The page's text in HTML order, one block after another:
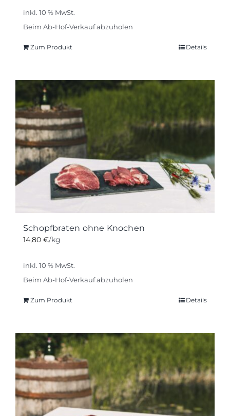
inkl. 10 % MwSt.
Beim Ab-Hof-Verkauf abzuholen
Zum Produkt Details
Schopfbraten ohne Knochen
14,80 €/kg
inkl. 10 % MwSt.
Beim Ab-Hof-Verkauf abzuholen
Zum Produkt Details